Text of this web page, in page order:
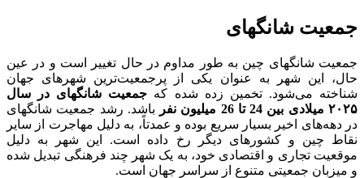
جمعیت شانگهای
جمعیت شانگهای چین به طور مداوم در حال تغییر است و در عین
حال، این شهر به عنوان یکی از پرجمعیت‌ترین شهرهای جهان
شناخته می‌شود. تخمین زده شده که جمعیت شانگهای در سال
۲۰۲۵ میلادی بین 24 تا 26 میلیون نفر
باشد. رشد جمعیت شانگهای
در دهه‌های اخیر بسیار سریع بوده و عمدتاً، به دلیل مهاجرت از سایر
نقاط چین و کشورهای دیگر رخ داده است. این شهر به دلیل
موقعیت تجاری و اقتصادی خود، به یک شهر چند فرهنگی تبدیل شده
و میزبان جمعیتی متنوع از سراسر جهان است.